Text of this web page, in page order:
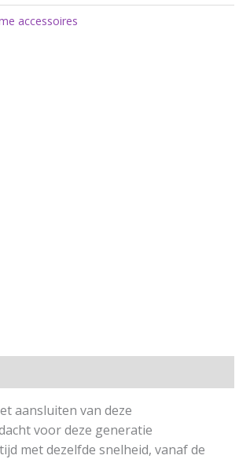
accessoires
aansluiten van deze
voor deze generatie
met dezelfde snelheid, vanaf de